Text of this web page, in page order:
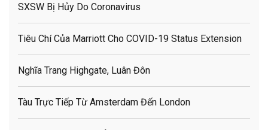
SXSW Bị Hủy Do Coronavirus
Tiêu Chí Của Marriott Cho COVID-19 Status Extension
Nghĩa Trang Highgate, Luân Đôn
Tàu Trực Tiếp Từ Amsterdam Đến London